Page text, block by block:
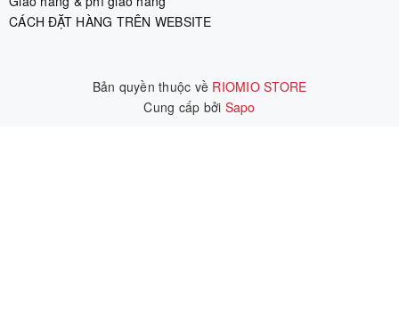
CÁCH ĐẶT HÀNG TRÊN WEBSITE
Bản quyền thuộc về RIOMIO STORE
|
Cung cấp bởi Sapo